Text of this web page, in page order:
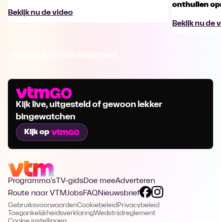
Bekijk nu de video
onthullen
Bekijk nu de
Kijk live, uitgesteld of gewoon lekker
bingewatchen
Kijk op
Programma's TV-gidsDoe meeAdverteren
Route naar VTMJobsFAQNieuwsbrief
GebruiksvoorwaardenCookiebeleid Privacybeleid
ToegankelijkheidsverklaringWedstrijdreglement